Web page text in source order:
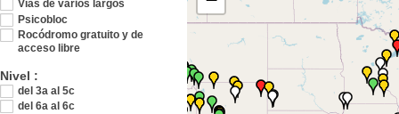
Vías de varios largos
Psicobloc
Rocódromo gratuito y de
acceso libre
Nivel :
del 3a al 5c
del 6a al 6c